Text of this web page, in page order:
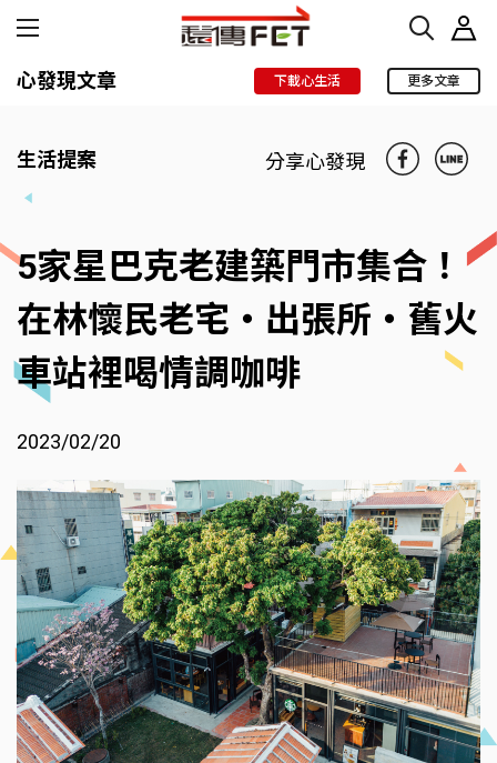
心發現文章 下載心生活 更多文章
生活提案 分享心發現
5家星巴克老建築門市集合！
在林懷民老宅‧出張所‧舊火
車站裡喝情調咖啡
2023/02/20